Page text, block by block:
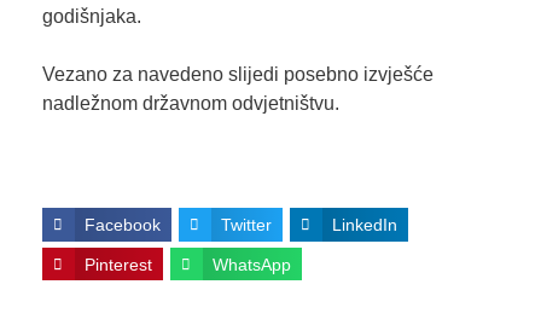
godišnjaka.
Vezano za navedeno slijedi posebno izvješće
nadležnom državnom odvjetništvu.
Facebook Twitter LinkedIn
Pinterest WhatsApp